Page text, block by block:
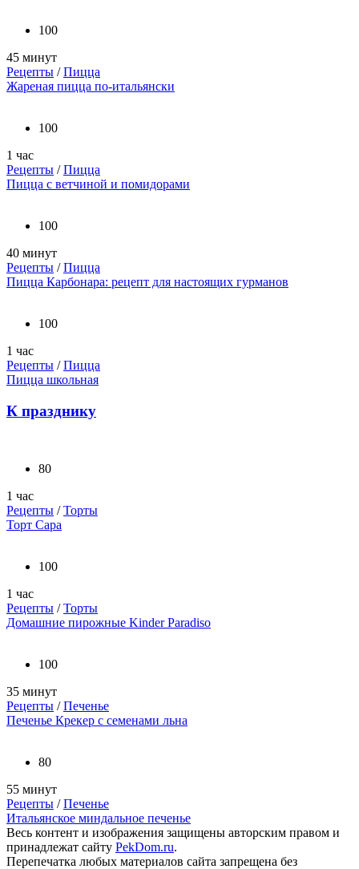
100
45 минут
Рецепты /Пицца
Жареная пицца по-итальянски
100
1 час
Рецепты /Пицца
Пицца с ветчиной и помидорами
100
40 минут
Рецепты /Пицца
Пицца Карбонара: рецепт для настоящих гурманов
100
1 час
Рецепты /Пицца
Пицца школьная
К празднику
80
1 час
Рецепты /Торты
Торт Сара
100
1 час
Рецепты /Торты
Домашние пирожные Kinder Paradiso
100
35 минут
Рецепты /Печенье
Печенье Крекер с семенами льна
80
55 минут
Рецепты /Печенье
Итальянское миндальное печенье
Весь контент и изображения защищены авторским правом и
принадлежат сайту PekDom.ru.
Перепечатка любых материалов сайта запрещена без